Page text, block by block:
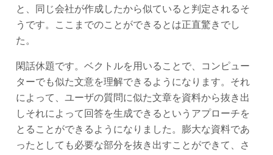
と、同じ会社が作成したから似ていると判定されるそ
うです。ここまでのことができるとは正直驚きでし
た。
閑話休題です。ベクトルを用いることで、コンピュー
ターでも似た文意を理解できるようになります。それ
によって、ユーザの質問に似た文章を資料から抜き出
しそれによって回答を生成できるというアプローチを
とることができるようになりました。膨大な資料であ
ったとしても必要な部分を抜き出すことができて、さ